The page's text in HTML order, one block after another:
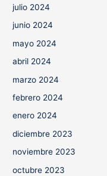
julio 2024
junio 2024
mayo 2024
abril 2024
marzo 2024
febrero 2024
enero 2024
diciembre 2023
noviembre 2023
octubre 2023